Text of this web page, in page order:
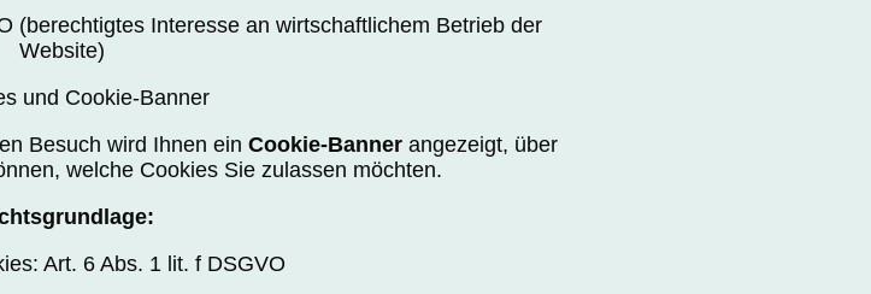
(berechtigtes Interesse an wirtschaftlichem Betrieb der
Website)
und Cookie-Banner
Besuch wird Ihnen ein Cookie-Banner angezeigt, über
welche Cookies Sie zulassen möchten.
Art. 6 Abs. 1 lit. f DSGVO